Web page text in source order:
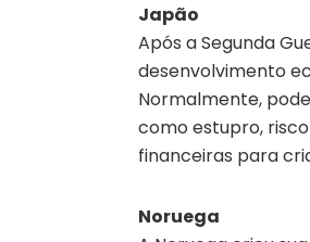
Japão
Após a Segunda
desenvolvimento
Normalmente,
como estupro,
financeiras para
Noruega